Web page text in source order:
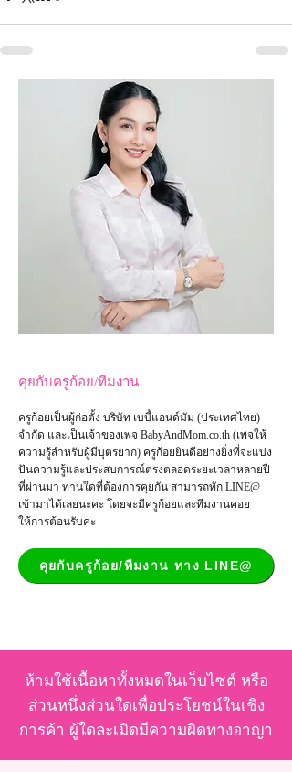
คุยกับครูก้อย/ทีมงาน
ครูก้อยเป็นผู้ก่อตั้ง บริษัท เบบี้แอนด์มัม (ประเทศไทย)
จำกัด และเป็นเจ้าของเพจ BabyAndMom.co.th (เพจให้
ความรู้สำหรับผู้มีบุตรยาก) ครูก้อยยินดีอย่างยิ่งที่จะแบ่ง
ปันความรู้และประสบการณ์ตรงตลอดระยะเวลาหลายปี
ที่ผ่านมา ท่านใดที่ต้องการคุยกัน สามารถทัก LINE@
เข้ามาได้เลยนะคะ โดยจะมีครูก้อยและทีมงานคอย
ให้การต้อนรับค่ะ
คุยกับครูก้อย/ทีมงาน ทาง LINE@
ห้ามใช้เนื้อหาทั้งหมดในเว็บไซต์ หรือ
ส่วนหนึ่งส่วนใดเพื่อประโยชน์ในเชิง
การค้า ผู้ใดละเมิดมีความผิดทางอาญา